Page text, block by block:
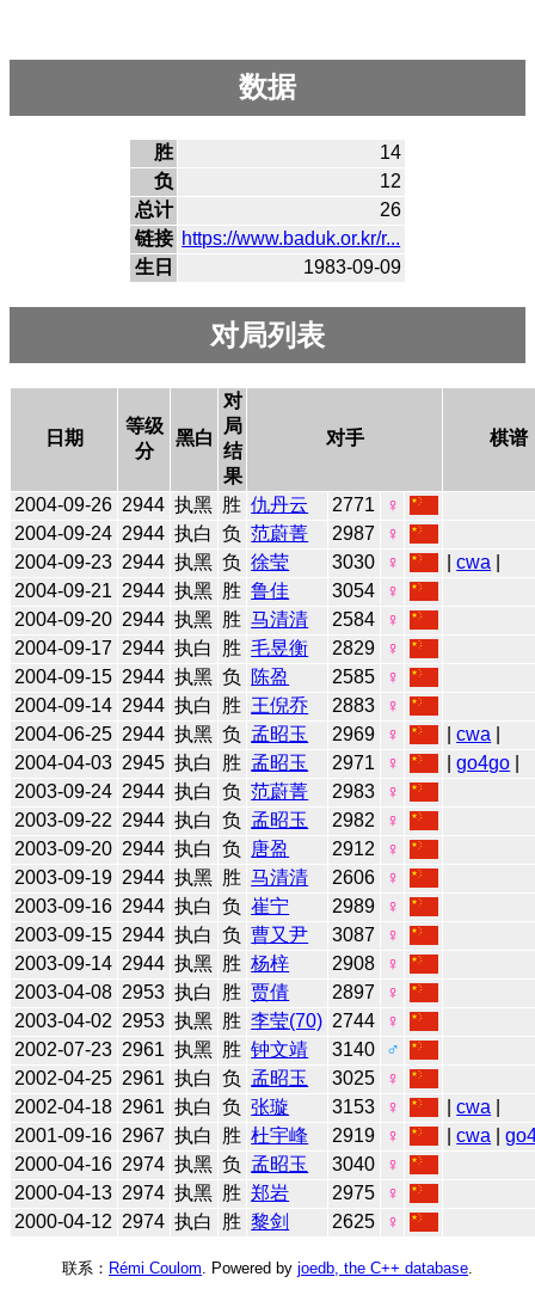
数据
胜
14
负
12
总计
26
链接 https://www.baduk.or.kr/r...
生日
1983-09-09
对局列表
日期
等级
分
黑白
对
局
结
果
对手 棋谱
2004-09-26 2944 执黑 胜 仇丹云 2771
♀
2004-09-24 2944 执白 负 范蔚菁 2987
♀
2004-09-23 2944 执黑 负 徐莹 3030 ♀ |cwa
2004-09-21 2944 执黑 胜 鲁佳 3054
♀
2004-09-20 2944 执黑 胜 马清清 2584
♀
2004-09-17 2944 执白 胜 毛昱衡 2829
♀
2004-09-15 2944 执黑 负 陈盈 2585
♀
2004-09-14 2944 执白 胜 王倪乔 2883
♀
2004-06-25 2944 执黑 负 孟昭玉 2969 ♀ |cwa
2004-04-03 2945 执白 胜 孟昭玉 2971 ♀ |go4go
2003-09-24 2944 执白 负 范蔚菁 2983
♀
2003-09-22 2944 执白 负 孟昭玉 2982
♀
2003-09-20 2944 执白 负 唐盈 2912
♀
2003-09-19 2944 执黑 胜 马清清 2606
♀
2003-09-16 2944 执白 负 崔宁 2989
♀
2003-09-15 2944 执白 负 曹又尹 3087
♀
2003-09-14 2944 执黑 胜 杨梓 2908
♀
2003-04-08 2953 执白 胜 贾倩 2897
♀
2003-04-02 2953 执黑 胜 李莹(70) 2744
♀
2002-07-23 2961 执黑 胜 钟文靖 3140
♂
2002-04-25 2961 执白 负 孟昭玉 3025
♀
2002-04-18 2961 执白 负 张璇 3153 ♀ |cwa
2001-09-16 2967 执白 胜 杜宇峰 2919 ♀ |cwa |
2000-04-16 2974 执黑 负 孟昭玉 3040
♀
2000-04-13 2974 执黑 胜 郑岩 2975
♀
2000-04-12 2974 执白 胜 黎剑 2625 ♀
联系： Rémi Coulom . Powered by joedb, the C++ database